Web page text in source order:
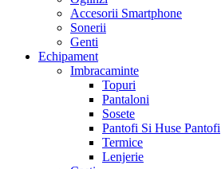
Accesorii Smartphone
Sonerii
Genti
Echipament
Imbracaminte
Topuri
Pantaloni
Sosete
Pantofi Si Huse Pantofi
Termice
Lenjerie